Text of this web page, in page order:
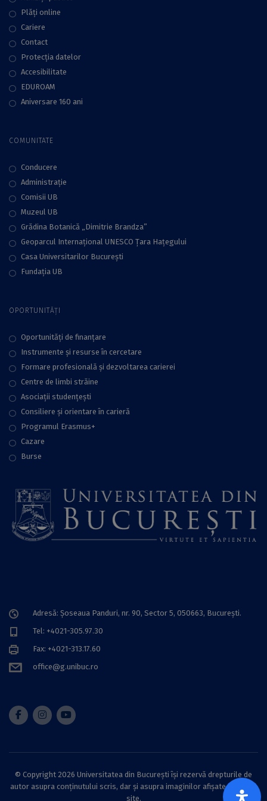
Plăţi online
Cariere
Contact
Protecţia datelor
Accesibilitate
EDUROAM
Aniversare 160 ani
COMUNITATE
Conducere
Administraţie
Comisii UB
Muzeul UB
Grădina Botanică „Dimitrie Brandza”
Geoparcul Internațional UNESCO Țara Hațegului
Casa Universitarilor București
Fundaţia UB
OPORTUNITĂȚI
Oportunități de finanțare
Instrumente și resurse în cercetare
Formare profesională și dezvoltarea carierei
Centre de limbi străine
Asociații studențești
Consiliere şi orientare în carieră
Programul Erasmus+
Cazare
Burse
Adresă: Șoseaua Panduri, nr. 90, Sector 5, 050663, Bucureşti.
Tel: +4021-305.97.30
Fax: +4021-313.17.60
office@g.unibuc.ro
© Copyright 2026 Universitatea din București își rezervă drepturile de
autor asupra conținutului scris, dar și asupra imaginilor afișate pe acest
site.